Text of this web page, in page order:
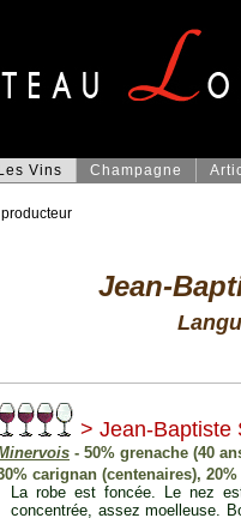
Les Vins Champagne
Jean-
> Jean-Baptiste
- 50% grenache (40
carignan (centenaires),
La robe est foncée. Le nez
concentrée, assez moelleuse.